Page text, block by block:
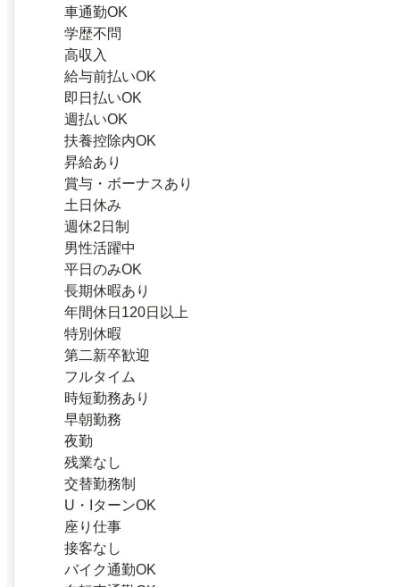
車通勤OK
学歴不問
高収入
給与前払いOK
即日払いOK
週払いOK
扶養控除内OK
昇給あり
賞与・ボーナスあり
土日休み
週休2日制
男性活躍中
平日のみOK
長期休暇あり
年間休日120日以上
特別休暇
第二新卒歓迎
フルタイム
時短勤務あり
早朝勤務
夜勤
残業なし
交替勤務制
U・IターンOK
座り仕事
接客なし
バイク通勤OK